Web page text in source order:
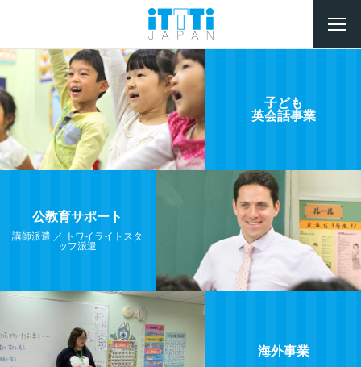
子ども
英会話事業
公教育サポート
講師派遣 ／ トワイライトスタ
ッフ派遣
海外事業